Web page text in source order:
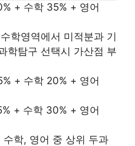
+ 수학 35% + 영어
학영역에서 미적분과 기
학탐구 선택시 가산점 부
+ 수학 20% + 영어
+ 수학 30% + 영어
학, 영어 중 상위 두과